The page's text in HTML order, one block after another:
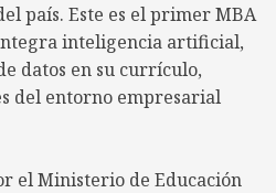
país. Este es el primer MBA
inteligencia artificial,
datos en su currículo,
del entorno empresarial
el Ministerio de Educación